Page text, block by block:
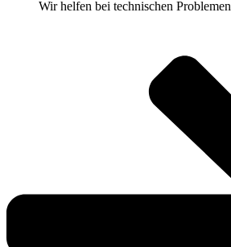
Wir helfen bei technischen Problemen